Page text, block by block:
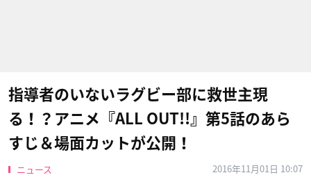
指導者のいないラグビー部に救世主現
る！？アニメ『ALL OUT!!』第5話のあら
すじ＆場面カットが公開！
ニュース
2016年11月01日 10:07